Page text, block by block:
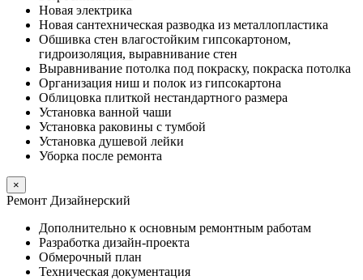
Новая электрика
Новая сантехническая разводка из металлопластика
Обшивка стен влагостойким гипсокартоном,
гидроизоляция, выравнивание стен
Выравнивание потолка под покраску, покраска потолка
Организация ниш и полок из гипсокартона
Облицовка плиткой нестандартного размера
Установка ванной чаши
Установка раковины с тумбой
Установка душевой лейки
Уборка после ремонта
×
Ремонт Дизайнерский
Дополнительно к основным ремонтным работам
Разработка дизайн-проекта
Обмерочный план
Техническая документация